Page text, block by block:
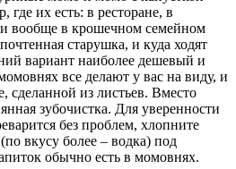
где их есть: в ресторане, в
вообще в крошечном семейном
старушка, и куда ходят
вариант наиболее дешевый и
все делают у вас на виду, и
сделанной из листьев. Вместо
зубочистка. Для уверенности
без проблем, хлопните
вкусу более – водка) под
обычно есть в момовнях.